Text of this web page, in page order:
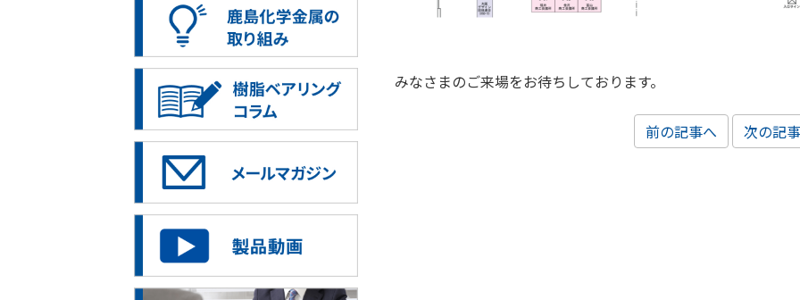
みなさまのご来場をお待ちしております。
前の記事へ 次の記